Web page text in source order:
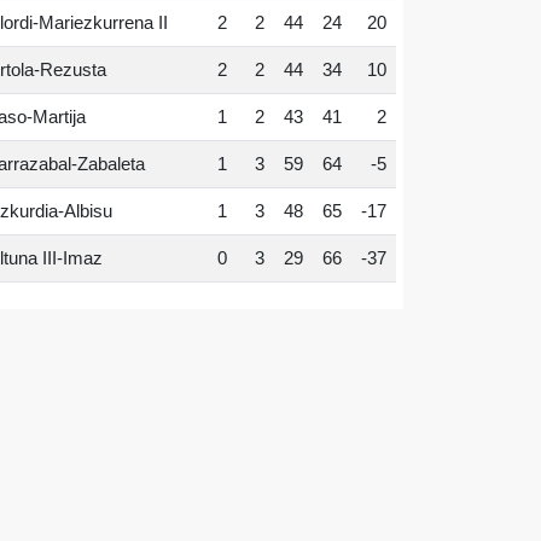
Mariezkurrena II 2 2 44 24 20
Rezusta 2 2 44 34 10
Martija 1 2 43 41 2
Zabaleta 1 3 59 64 -5
Albisu 1 3 48 65 -17
III-Imaz 0 3 29 66 -37